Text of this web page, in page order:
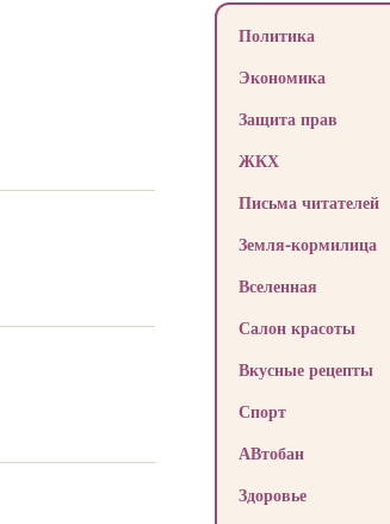
Политика
Экономика
Защита прав
ЖКХ
Письма читателей
Земля-кормилица
Вселенная
Салон красоты
Вкусные рецепты
Спорт
АВтобан
Здоровье